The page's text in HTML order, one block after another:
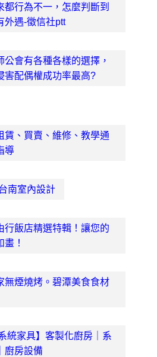
都行為不一，怎麼判斷到
外遇-徵信社ptt
公會有各種各樣的選擇，
害配偶權成功率最高?
賃、買賣、維修、教學通
導
南室內設計
行飯店精選特輯！讓您的
畫！
無煙燒烤。碧潭美食食材
統家具】客製化廚房｜系
廚房設備